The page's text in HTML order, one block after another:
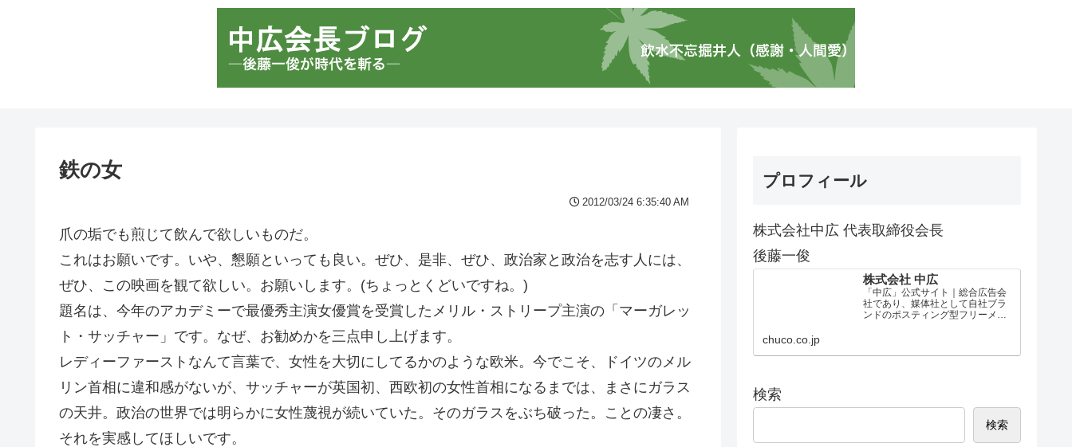
鉄の女
2012/03/24 6:35:40 AM
爪の垢でも煎じて飲んで欲しいものだ。
これはお願いです。いや、懇願といっても良い。ぜひ、是非、ぜひ、政治家と政治を志す人には、
ぜひ、この映画を観て欲しい。お願いします。(ちょっとくどいですね。)
題名は、今年のアカデミーで最優秀主演女優賞を受賞したメリル・ストリープ主演の「マーガレッ
ト・サッチャー」です。なぜ、お勧めかを三点申し上げます。
レディーファーストなんて言葉で、女性を大切にしてるかのような欧米。今でこそ、ドイツのメル
リン首相に違和感がないが、サッチャーが英国初、西欧初の女性首相になるまでは、まさにガラス
の天井。政治の世界では明らかに女性蔑視が続いていた。そのガラスをぶち破った。ことの凄さ。
それを実感してほしいです。
プロフィール
株式会社中広 代表取締役会長
後藤一俊
株式会社 中広
「中広」公式サイト｜総合広告会
社であり、媒体社として自社ブラ
ンドのポスティング型フリーメデ
chuco.co.jp
検索
検索